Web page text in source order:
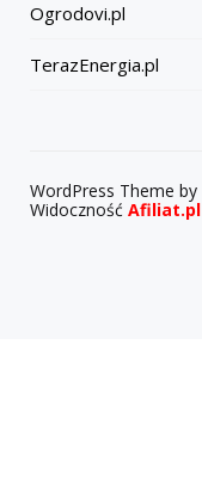
Ogrodovi.pl
TerazEnergia.pl
WordPress Theme by
Widoczność Afiliat.pl